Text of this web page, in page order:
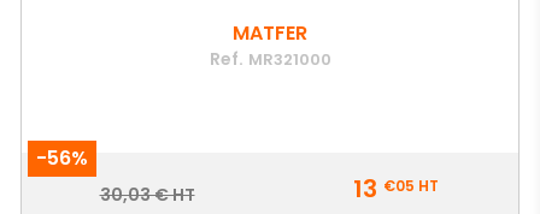
MATFER
Ref. MR321000
-56%
Prix
Prix
30,03 € HT 13 €05 HT